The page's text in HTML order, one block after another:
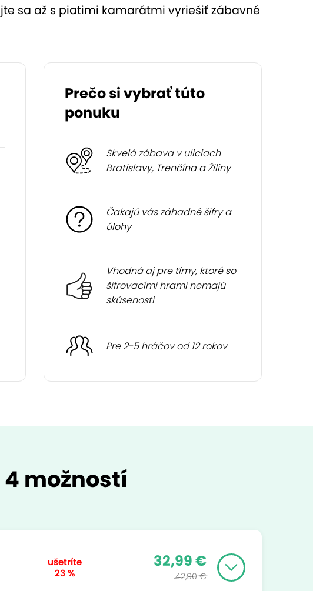
sa až s piatimi kamarátmi vyriešiť zábavné
Prečo si vybrať túto
ponuku
Skvelá zábava v uliciach
Bratislavy, Trenčína a Žiliny
Čakajú vás záhadné šifry a
úlohy
Vhodná aj pre tímy, ktoré so
šifrovacími hrami nemajú
skúsenosti
Pre 2-5 hráčov od 12 rokov
možností
ušetríte
23 %
32,99 €
42,90 €